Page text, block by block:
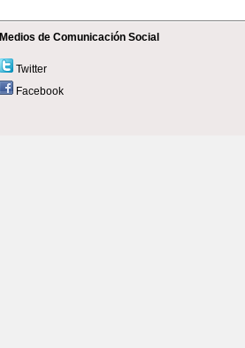
Medios de Comunicación Social
Twitter
Facebook